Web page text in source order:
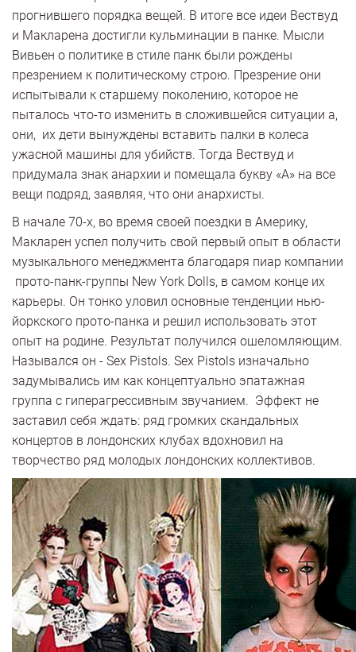
прогнившего порядка вещей. В итоге все идеи Вествуд
и Макларена достигли кульминации в панке. Мысли
Вивьен о политике в стиле панк были рождены
презрением к политическому строю. Презрение они
испытывали к старшему поколению, которое не
пыталось что-то изменить в сложившейся ситуации а,
они, их дети вынуждены вставить палки в колеса
ужасной машины для убийств. Тогда Вествуд и
придумала знак анархии и помещала букву «А» на все
вещи подряд, заявляя, что они анархисты.
В начале 70-х, во время своей поездки в Америку,
Макларен успел получить свой первый опыт в области
музыкального менеджмента благодаря пиар компании
прото-панк-группы New York Dolls, в самом конце их
карьеры. Он тонко уловил основные тенденции нью-
йоркского прото-панка и решил использовать этот
опыт на родине. Результат получился ошеломляющим.
Назывался он - Sex Pistols. Sex Pistols изначально
задумывались им как концептуально эпатажная
группа с гиперагрессивным звучанием. Эффект не
заставил себя ждать: ряд громких скандальных
концертов в лондонских клубах вдохновил на
творчество ряд молодых лондонских коллективов.